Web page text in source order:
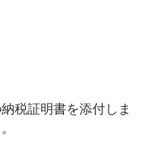
税証明書を添付しま